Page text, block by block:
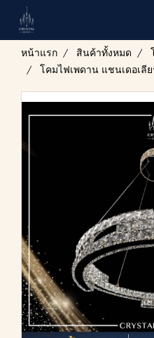
หน้าแรก สินค้าทั้งหมด
โคมไฟเพดาน แชนเดอเลี